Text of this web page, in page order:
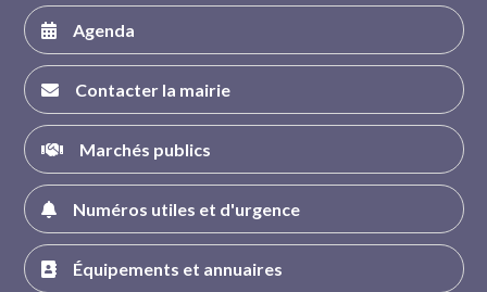
Agenda
Contacter la mairie
Marchés publics
Numéros utiles et d'urgence
Équipements et annuaires